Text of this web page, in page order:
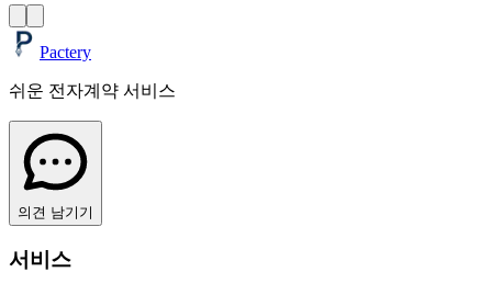
Pactery
쉬운 전자계약 서비스
의견 남기기
서비스